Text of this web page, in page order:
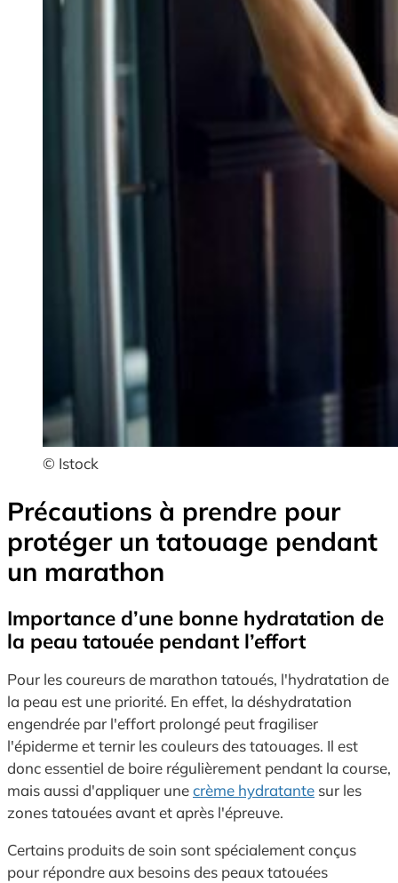
© Istock
Précautions à prendre pour
protéger un tatouage pendant
un marathon
Importance d’une bonne hydratation de
la peau tatouée pendant l’effort
Pour les coureurs de marathon tatoués, l'hydratation de
la peau est une priorité. En effet, la déshydratation
engendrée par l'effort prolongé peut fragiliser
l'épiderme et ternir les couleurs des tatouages. Il est
donc essentiel de boire régulièrement pendant la course,
mais aussi d'appliquer unecrème hydratante sur les
zones tatouées avant et après l'épreuve.
Certains produits de soin sont spécialement conçus
pour répondre aux besoins des peaux tatouées